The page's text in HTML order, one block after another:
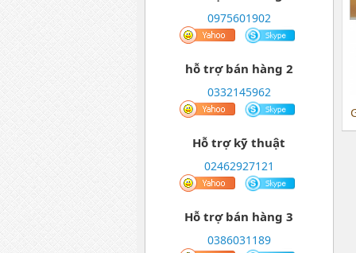
0975601902
hỗ trợ bán hàng 2
0332145962
Hỗ trợ kỹ thuật
02462927121
Hỗ trợ bán hàng 3
0386031189
Chi tiết 35,000 Chi tiết